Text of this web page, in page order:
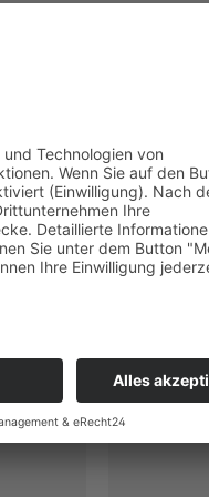
Vanille,